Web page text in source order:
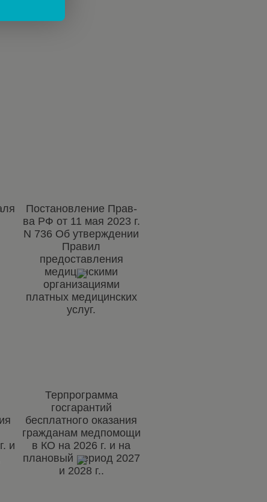
Постановление Прав-
ва РФ от 11 мая 2023 г.
N 736 Об утверждении
Правил
предоставления
медицинскими
организациями
платных медицинских
услуг.
и
Терпрограмма
госгарантий
бесплатного оказания
гражданам медпомощи
в КО на 2026 г. и на
плановый период 2027
и 2028 г..